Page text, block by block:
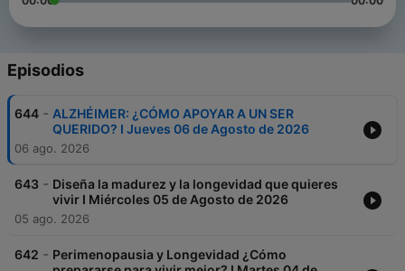
Episodios
644 - ALZHÉIMER: ¿CÓMO APOYAR A UN SER
QUERIDO? I Jueves 06 de Agosto de 2026
06 ago. 2026
643 - Diseña la madurez y la longevidad que quieres
vivir I Miércoles 05 de Agosto de 2026
05 ago. 2026
642 - Perimenopausia y Longevidad ¿Cómo